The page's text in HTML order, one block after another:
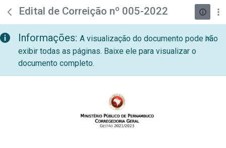
Pular para o Conteúdo principal
teste descricao
Edital de Correição nº 005-2022
Informações: A visualização do documento pode não
exibir todas as páginas. Baixe ele para visualizar o
documento completo.